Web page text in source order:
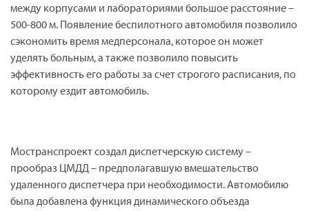
между корпусами и лабораториями большое расстояние –
500-800 м. Появление беспилотного автомобиля позволило
сэкономить время медперсонала, которое он может
уделять больным, а также позволило повысить
эффективность его работы за счет строгого расписания, по
которому ездит автомобиль.
Мостранспроект создал диспетчерскую систему –
прообраз ЦМДД – предполагавшую вмешательство
удаленного диспетчера при необходимости. Автомобилю
была добавлена функция динамического объезда